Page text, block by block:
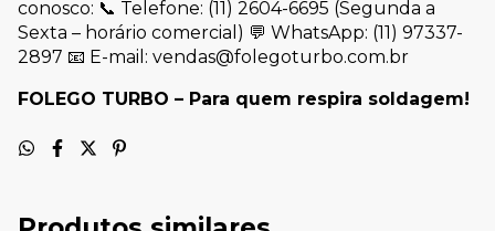
conosco: 📞 Telefone: (11) 2604-6695 (Segunda a
Sexta – horário comercial) 💬 WhatsApp: (11) 97337-
2897 📧 E-mail: vendas@folegoturbo.com.br
FOLEGO TURBO – Para quem respira soldagem!